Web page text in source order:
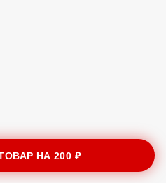
НА200 ₽